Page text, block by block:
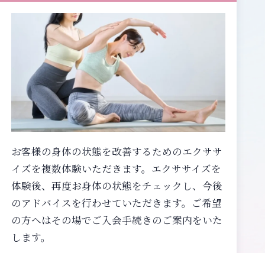
お客様の身体の状態を改善するためのエクササ
イズを複数体験いただきます。エクササイズを
体験後、再度お身体の状態をチェックし、今後
のアドバイスを行わせていただきます。ご希望
の方へはその場でご入会手続きのご案内をいた
します。